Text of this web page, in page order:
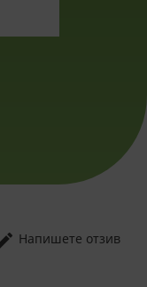
Напишете отзив